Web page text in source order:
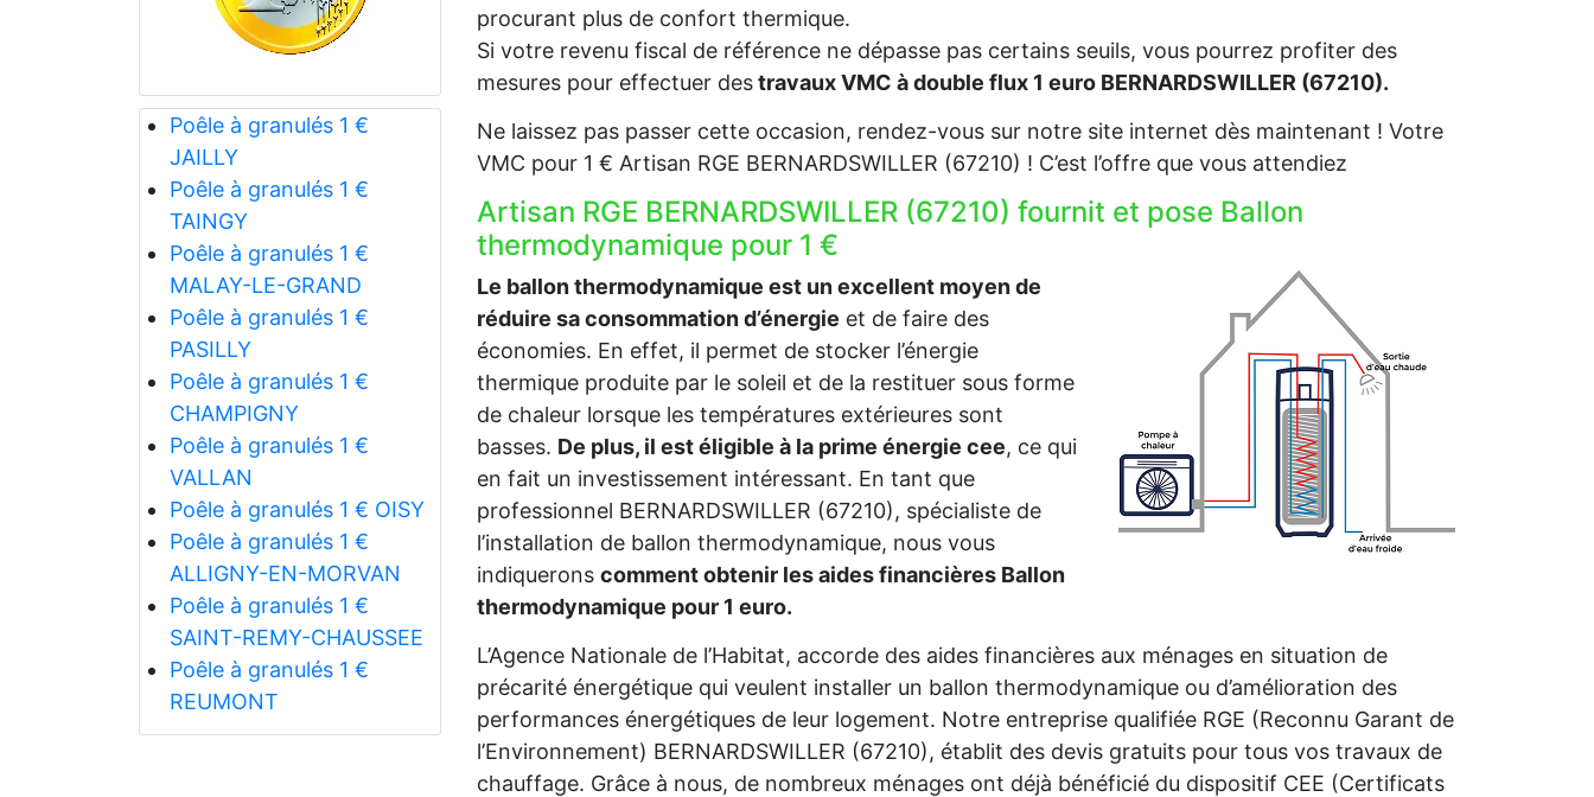
Poêle à granulés 1 €
JAILLY
Poêle à granulés 1 €
TAINGY
Poêle à granulés 1 €
MALAY-LE-GRAND
Poêle à granulés 1 €
PASILLY
Poêle à granulés 1 €
CHAMPIGNY
Poêle à granulés 1 €
VALLAN
Poêle à granulés 1 € OISY
Poêle à granulés 1 €
ALLIGNY-EN-MORVAN
Poêle à granulés 1 €
SAINT-REMY-CHAUSSEE
Poêle à granulés 1 €
REUMONT
procurant plus de confort thermique.
Si votre revenu fiscal de référence ne dépasse pas certains seuils, vous pourrez profiter des
mesures pour effectuer destravaux VMC à double flux 1 euro BERNARDSWILLER (67210).
Ne laissez pas passer cette occasion, rendez-vous sur notre site internet dès maintenant ! Votre
VMC pour 1 € Artisan RGE BERNARDSWILLER (67210) ! C’est l’offre que vous attendiez
Artisan RGE BERNARDSWILLER (67210) fournit et pose Ballon
thermodynamique pour 1 €
Le ballon thermodynamique est un excellent moyen de
réduire sa consommation d’énergie et de faire des
économies. En effet, il permet de stocker l’énergie
thermique produite par le soleil et de la restituer sous forme
de chaleur lorsque les températures extérieures sont
basses. De plus, il est éligible à la prime énergie cee, ce qui
en fait un investissement intéressant. En tant que
professionnel BERNARDSWILLER (67210), spécialiste de
l’installation de ballon thermodynamique, nous vous
indiquerons comment obtenir les aides financières Ballon
thermodynamique pour 1 euro.
L’Agence Nationale de l’Habitat, accorde des aides financières aux ménages en situation de
précarité énergétique qui veulent installer un ballon thermodynamique ou d’amélioration des
performances énergétiques de leur logement. Notre entreprise qualifiée RGE (Reconnu Garant de
l’Environnement) BERNARDSWILLER (67210), établit des devis gratuits pour tous vos travaux de
chauffage. Grâce à nous, de nombreux ménages ont déjà bénéficié du dispositif CEE (Certificats